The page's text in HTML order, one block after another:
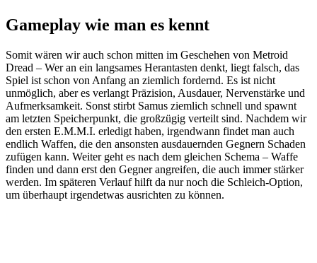
Gameplay wie man es kennt
Somit wären wir auch schon mitten im Geschehen von Metroid
Dread – Wer an ein langsames Herantasten denkt, liegt falsch, das
Spiel ist schon von Anfang an ziemlich fordernd. Es ist nicht
unmöglich, aber es verlangt Präzision, Ausdauer, Nervenstärke und
Aufmerksamkeit. Sonst stirbt Samus ziemlich schnell und spawnt
am letzten Speicherpunkt, die großzügig verteilt sind. Nachdem wir
den ersten E.M.M.I. erledigt haben, irgendwann findet man auch
endlich Waffen, die den ansonsten ausdauernden Gegnern Schaden
zufügen kann. Weiter geht es nach dem gleichen Schema – Waffe
finden und dann erst den Gegner angreifen, die auch immer stärker
werden. Im späteren Verlauf hilft da nur noch die Schleich-Option,
um überhaupt irgendetwas ausrichten zu können.